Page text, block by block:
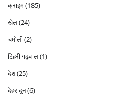
क्राइम(185)
खेल(24)
चमोली(2)
टिहरी गढ़वाल(1)
देश(25)
देहरादून(6)